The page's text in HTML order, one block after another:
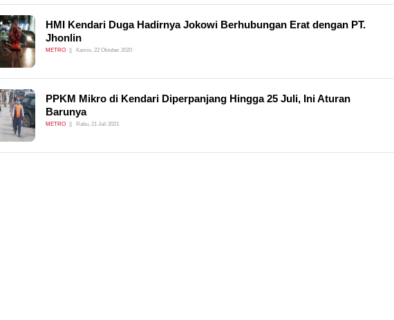
HMI Kendari Duga Hadirnya Jokowi Berhubungan Erat dengan PT.
Jhonlin
METRO Kamis, 22 Oktober 2020
PPKM Mikro di Kendari Diperpanjang Hingga 25 Juli, Ini Aturan
Barunya
METRO Rabu, 21 Juli 2021